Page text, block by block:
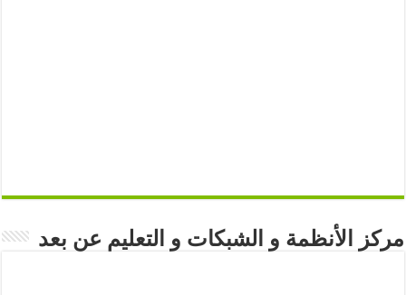
مركز الأنظمة و الشبكات و التعليم عن بعد